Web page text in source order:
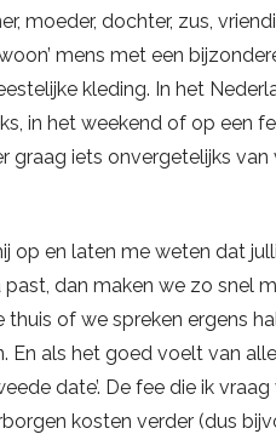
moeder, dochter, zus,
mens met een
kleding. In het
in het weekend of op een
graag iets onvergetelijks van
en laten me weten dat
dan maken we zo snel
of we spreken ergens
als het goed voelt van
date’. De fee die ik
kosten verder (dus